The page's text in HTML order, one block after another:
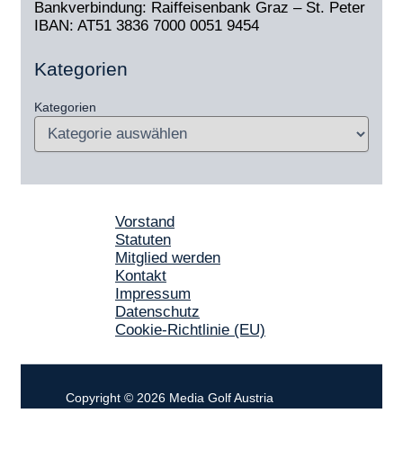
Bankverbindung: Raiffeisenbank Graz – St. Peter
IBAN: AT51 3836 7000 0051 9454
Kategorien
Kategorien
Vorstand
Statuten
Mitglied werden
Kontakt
Impressum
Datenschutz
Cookie-Richtlinie (EU)
Copyright © 2026 Media Golf Austria